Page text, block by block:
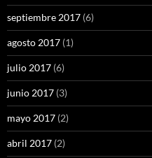
septiembre 2017 (6)
agosto 2017 (1)
julio 2017 (6)
junio 2017 (3)
mayo 2017 (2)
abril 2017 (2)